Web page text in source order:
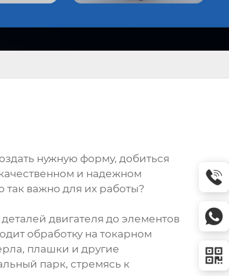
нужную форму, добиться
и надежном
важно для их работы?
двигателя до элементов
обработку на токарном
плашки и другие
парк, стремясь к